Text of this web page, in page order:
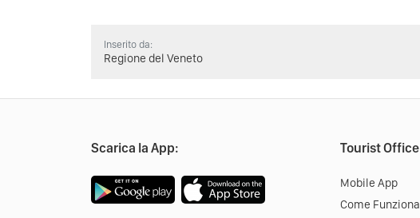
Inserito da:
Regione del Veneto
Scarica la App: Tourist Office
Mobile App
Come Funziona